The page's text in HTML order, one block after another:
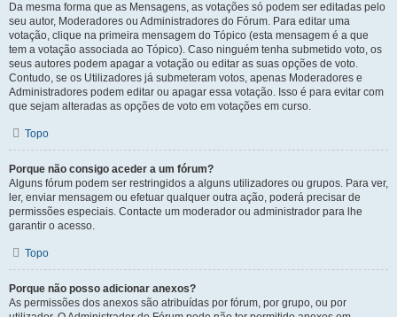
Da mesma forma que as Mensagens, as votações só podem ser editadas pelo
seu autor, Moderadores ou Administradores do Fórum. Para editar uma
votação, clique na primeira mensagem do Tópico (esta mensagem é a que
tem a votação associada ao Tópico). Caso ninguém tenha submetido voto, os
seus autores podem apagar a votação ou editar as suas opções de voto.
Contudo, se os Utilizadores já submeteram votos, apenas Moderadores e
Administradores podem editar ou apagar essa votação. Isso é para evitar com
que sejam alteradas as opções de voto em votações em curso.
Topo
Porque não consigo aceder a um fórum?
Alguns fórum podem ser restringidos a alguns utilizadores ou grupos. Para ver,
ler, enviar mensagem ou efetuar qualquer outra ação, poderá precisar de
permissões especiais. Contacte um moderador ou administrador para lhe
garantir o acesso.
Topo
Porque não posso adicionar anexos?
As permissões dos anexos são atribuídas por fórum, por grupo, ou por